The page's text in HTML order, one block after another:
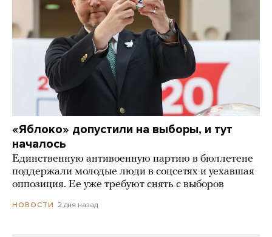
«Яблоко» допустили на выборы, и тут
началось
Единственную антивоенную партию в бюллетене
поддержали молодые люди в соцсетях и уехавшая
оппозиция. Ее уже требуют снять с выборов
НОВОСТИ 2 дня назад